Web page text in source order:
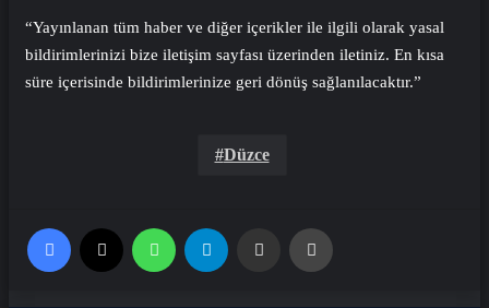
“Yayınlanan tüm haber ve diğer içerikler ile ilgili olarak yasal
bildirimlerinizi bize iletişim sayfası üzerinden iletiniz. En kısa
süre içerisinde bildirimlerinize geri dönüş sağlanılacaktır.”
Düzce
Facebook WhatsApp Email'den paylaş